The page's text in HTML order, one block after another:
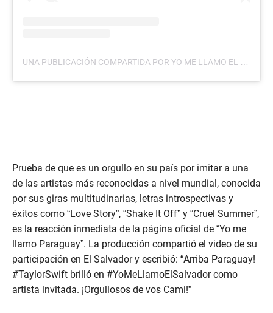
UNA PUBLICACIÓN COMPARTIDA POR YO ME LLAMO EL SALVADOR (@YOMELLAMOELSALVADOR)
Prueba de que es un orgullo en su país por imitar a una
de las artistas más reconocidas a nivel mundial, conocida
por sus giras multitudinarias, letras introspectivas y
éxitos como “Love Story”, “Shake It Off” y “Cruel Summer”,
es la reacción inmediata de la página oficial de “Yo me
llamo Paraguay”. La producción compartió el video de su
participación en El Salvador y escribió: “Arriba Paraguay!
#TaylorSwift brilló en #YoMeLlamoElSalvador como
artista invitada. ¡Orgullosos de vos Cami!”